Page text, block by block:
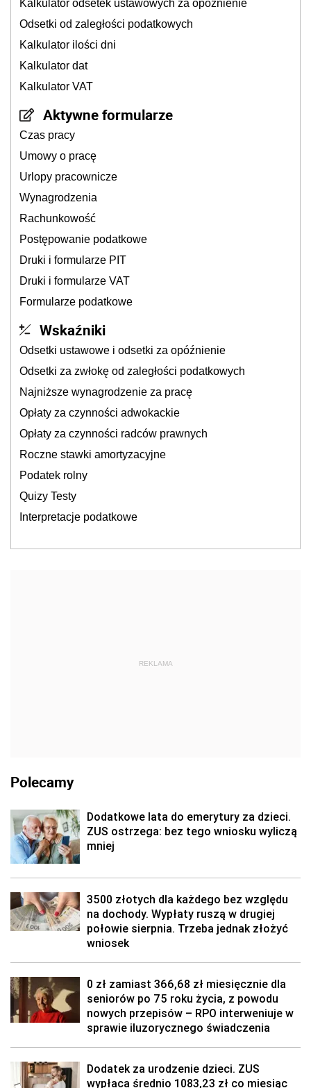
Kalkulator odsetek ustawowych za opóźnienie
Odsetki od zaległości podatkowych
Kalkulator ilości dni
Kalkulator dat
Kalkulator VAT
Aktywne formularze
Czas pracy
Umowy o pracę
Urlopy pracownicze
Wynagrodzenia
Rachunkowość
Postępowanie podatkowe
Druki i formularze PIT
Druki i formularze VAT
Formularze podatkowe
Wskaźniki
Odsetki ustawowe i odsetki za opóźnienie
Odsetki za zwłokę od zaległości podatkowych
Najniższe wynagrodzenie za pracę
Opłaty za czynności adwokackie
Opłaty za czynności radców prawnych
Roczne stawki amortyzacyjne
Podatek rolny
Quizy Testy
Interpretacje podatkowe
REKLAMA
Polecamy
Dodatkowe lata do emerytury za dzieci.
ZUS ostrzega: bez tego wniosku wyliczą
mniej
3500 złotych dla każdego bez względu
na dochody. Wypłaty ruszą w drugiej
połowie sierpnia. Trzeba jednak złożyć
wniosek
0 zł zamiast 366,68 zł miesięcznie dla
seniorów po 75 roku życia, z powodu
nowych przepisów – RPO interweniuje w
sprawie iluzorycznego świadczenia
Dodatek za urodzenie dzieci. ZUS
wypłaca średnio 1083,23 zł co miesiąc